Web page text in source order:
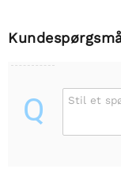
Q Stil et